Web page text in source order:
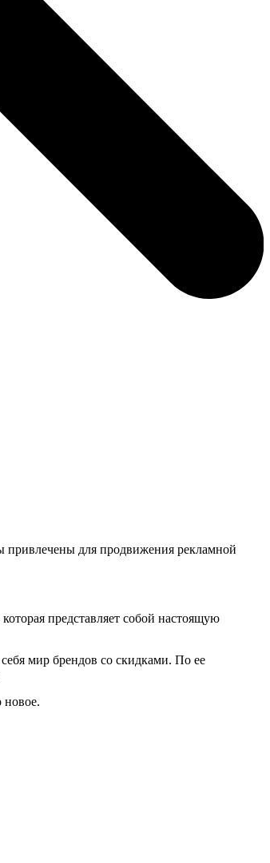
привлечены для продвижения рекламной
представляет собой настоящую
мир брендов со скидками. По ее
новое.